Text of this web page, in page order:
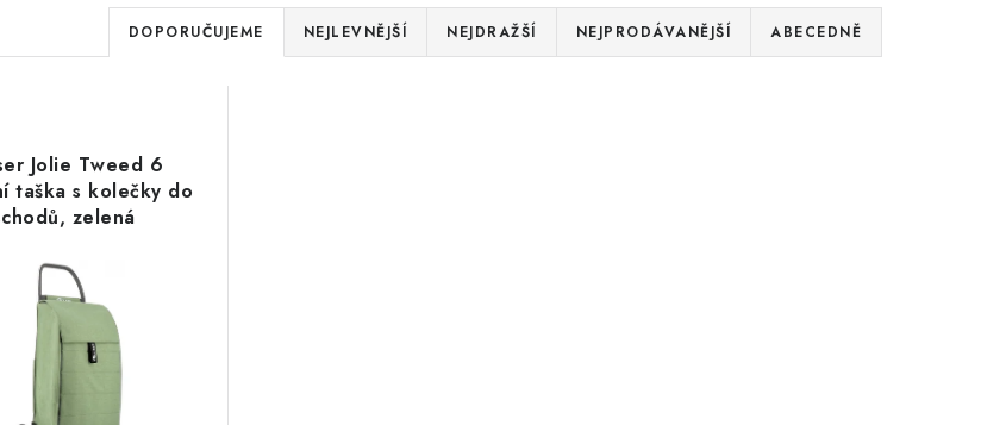
Ř
a
e
n
p
r
o
DOPORUČUJEME NEJLEVNĚJŠÍ NEJDRAŽŠÍ NEJPRODÁVANĚJŠÍ ABECEDNĚ
Jolie Tweed 6
taška s kolečky do
zelená